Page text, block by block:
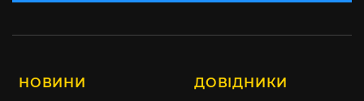
НОВИНИ ДОВІДНИКИ